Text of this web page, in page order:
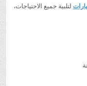
لتلبية جميع الاحتياجات،